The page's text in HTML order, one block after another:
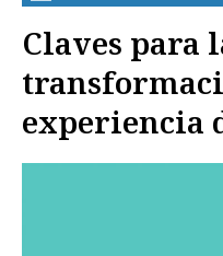
Claves para
experiencia